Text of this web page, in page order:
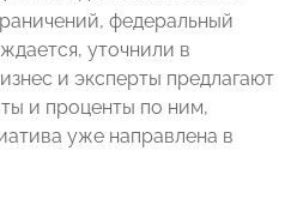
федеральный
уточнили в
и эксперты предлагают
и проценты по ним,
уже направлена в